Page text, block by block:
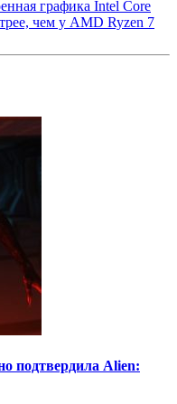
графика Intel Core
чем у AMD Ryzen 7
подтвердила Alien: